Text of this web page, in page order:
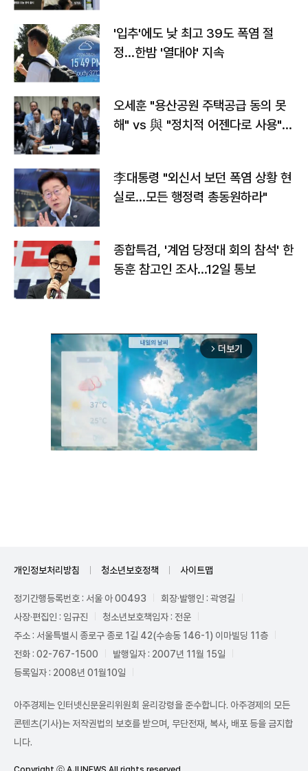
'입추'에도 낮 최고 39도 폭염 절
정…한밤 '열대야' 지속
오세훈 "용산공원 주택공급 동의 못
해" vs 與 "정치적 어젠다로 사용"
李대통령 "외신서 보던 폭염 상황 현
실로…모든 행정력 총동원하라"
종합특검, '계엄 당정대 회의 참석' 한
동훈 참고인 조사...12일 통보
arrow_forward_ios 더보기
개인정보처리방침 청소년보호정책 사이트맵
정기간행등록번호 : 서울 아 00493
회장·발행인 : 곽영길
사장·편집인 : 임규진
청소년보호책임자 : 전운
주소 : 서울특별시 종로구 종로 1길 42(수송동 146-1) 이마빌딩 11층
전화 : 02-767-1500
발행일자 : 2007년 11월 15일
등록일자 : 2008년 01월10일
아주경제는 인터넷신문윤리위원회 윤리강령을 준수합니다. 아주경제의 모든
콘텐츠(기사)는 저작권법의 보호를 받으며, 무단전재, 복사, 배포 등을 금지합
니다.